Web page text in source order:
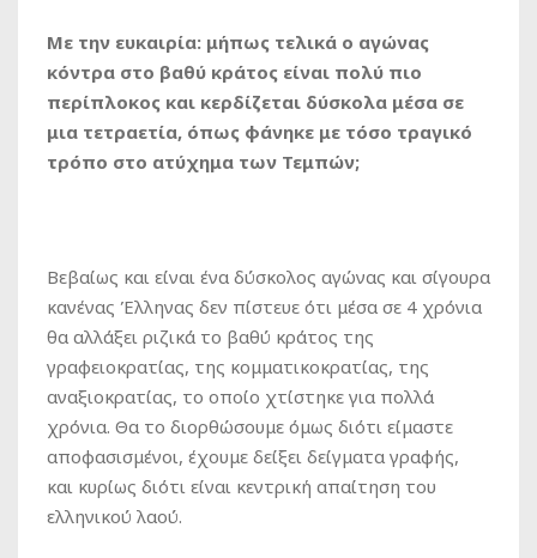
Με την ευκαιρία: μήπως τελικά ο αγώνας
κόντρα στο βαθύ κράτος είναι πολύ πιο
περίπλοκος και κερδίζεται δύσκολα μέσα σε
μια τετραετία, όπως φάνηκε με τόσο τραγικό
τρόπο στο ατύχημα των Τεμπών;
Βεβαίως και είναι ένα δύσκολος αγώνας και σίγουρα
κανένας Έλληνας δεν πίστευε ότι μέσα σε 4 χρόνια
θα αλλάξει ριζικά το βαθύ κράτος της
γραφειοκρατίας, της κομματικοκρατίας, της
αναξιοκρατίας, το οποίο χτίστηκε για πολλά
χρόνια. Θα το διορθώσουμε όμως διότι είμαστε
αποφασισμένοι, έχουμε δείξει δείγματα γραφής,
και κυρίως διότι είναι κεντρική απαίτηση του
ελληνικού λαού.